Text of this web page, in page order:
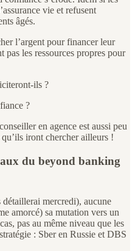
vie et refusent
âgés.
l’argent pour financer leur
pas les ressources propres pour
ils ?
?
en agence est aussi peu
iront chercher ailleurs !
du beyond banking
mercredi), aucune
amorcé) sa mutation vers un
pas au même niveau que les
: Sber en Russie et DBS